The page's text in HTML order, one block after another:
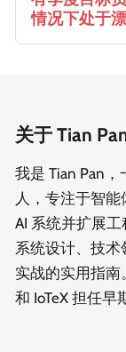
情况下处于
关于 Tian
我是 Tian Pan
人，专注于智
AI 系统并扩展
系统设计、技术
实战的实用指南
和 IoTeX 担任早